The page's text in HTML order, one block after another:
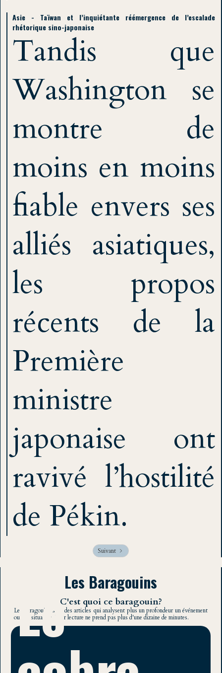
Asie - Taïwan et l’inquiétante réémergence de l’escalade
rhétorique sino-japonaise
Tandis que
Washington se
montre de
moins en moins
fiable envers ses
alliés asiatiques,
les propos
récents de la
Première
ministre
japonaise ont
ravivé l’hostilité
de Pékin.
Suivant
Les Baragouins
C'est quoi ce baragouin?
Les baragouins sont des articles qui analysent plus un profondeur un événement
ou une situation. Leur lecture ne prend pas plus d'une dizaine de minutes.
Le